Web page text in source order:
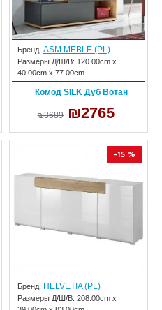
Бренд: ASM MEBLE (PL)
Размеры Д/Ш/В: 120.00cm x
40.00cm x 77.00cm
Комод SILK Дуб Вотан
₪3689 ₪2765
-15 %
Бренд: HELVETIA (PL)
Размеры Д/Ш/В: 208.00cm x